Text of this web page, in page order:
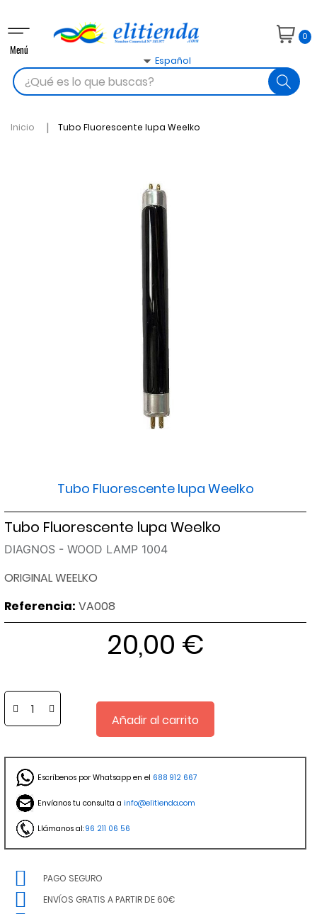
Navegación
de
palanca
Menú
0
Español

Inicio Tubo Fluorescente lupa Weelko
Tubo Fluorescente lupa Weelko
Tubo Fluorescente lupa Weelko
DIAGNOS - WOOD LAMP 1004
ORIGINAL WEELKO
Referencia: VA008
20,00 €
Añadir al carrito
Escríbenos por Whatsapp en el 688 912 667
Envíanos tu consulta a info@elitienda.com
Llámanos al: 96 211 06 56
PAGO SEGURO
ENVÍOS GRATIS A PARTIR DE 60€